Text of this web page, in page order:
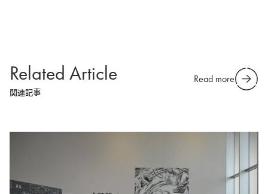
Related Article
関連記事
Read more